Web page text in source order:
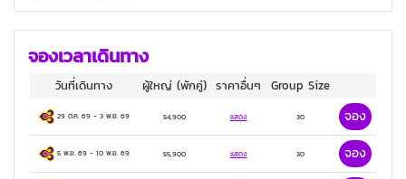
จองเวลาเดินทาง
วันที่เดินทาง ผู้ใหญ่(พักคู่) ราคาอื่นๆ Group Size
29 ต.ค. 69- 3 พ.ย. 69 54,900 แสดง 30 จอง
5 พ.ย. 69- 10 พ.ย. 69 55,900 แสดง 30 จอง